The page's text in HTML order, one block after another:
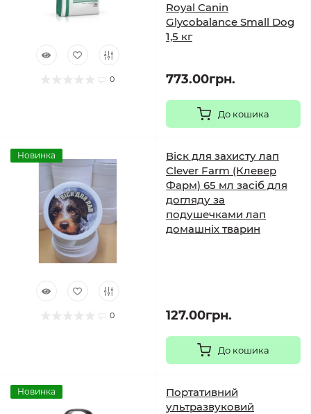
0
Royal Canin
Glycobalance Small Dog
1,5 кг
773.00грн.
До кошика
Новинка
0
Віск для захисту лап
Clever Farm (Клевер
Фарм) 65 мл засіб для
догляду за
подушечками лап
домашніх тварин
127.00грн.
До кошика
Новинка
Портативний
ультразвуковий